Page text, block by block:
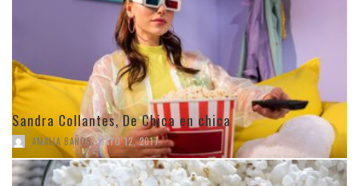
Sandra Collantes, De Chica en chica
AMALIA BAÑOS, MAYO 12, 2017